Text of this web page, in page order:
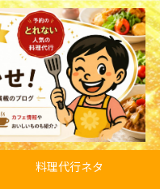
料理代行ネタ